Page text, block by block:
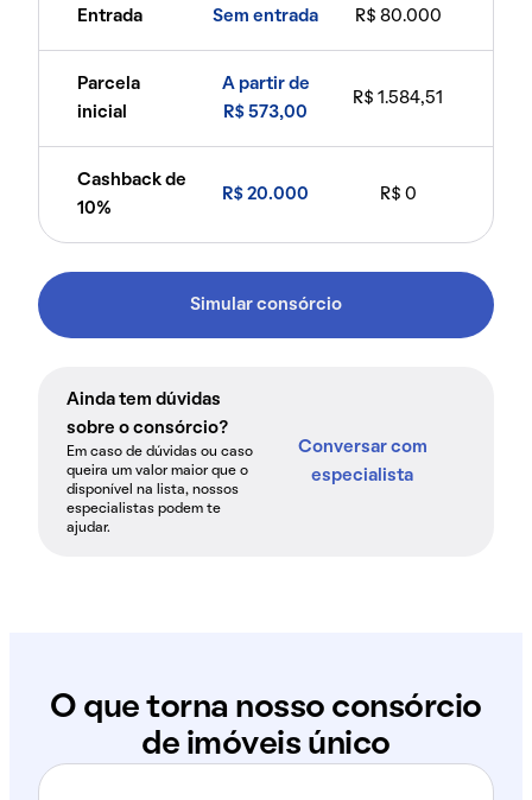
Entrada Sem entrada R$ 80.000
Parcela
inicial
A partir de
R$ 573,00
R$ 1.584,51
Cashback de
10%
R$ 20.000 R$ 0
Simular consórcio
Ainda tem dúvidas
sobre o consórcio?
Em caso de dúvidas ou caso
queira um valor maior que o
disponível na lista, nossos
especialistas podem te
ajudar.
Conversar com
especialista
O que torna nosso consórcio
de imóveis único